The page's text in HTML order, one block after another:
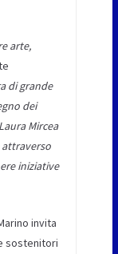
arte,
di grande
dei
Mircea
iniziative
invita
sostenitori